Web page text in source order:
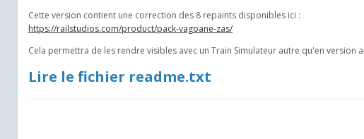
Cette version contient une correction des 8 repaints disponibles ici :
https://railstudios.com/product/pack-vagoane-zas/
Cela permettra de les rendre visibles avec un Train Simulateur autre qu'en version
Lire le fichier readme.txt